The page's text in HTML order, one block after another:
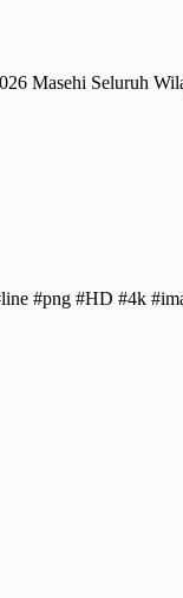
Masehi Seluruh
#png #HD #4k